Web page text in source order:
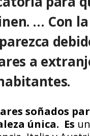
… Con
a
soñados
única. Es